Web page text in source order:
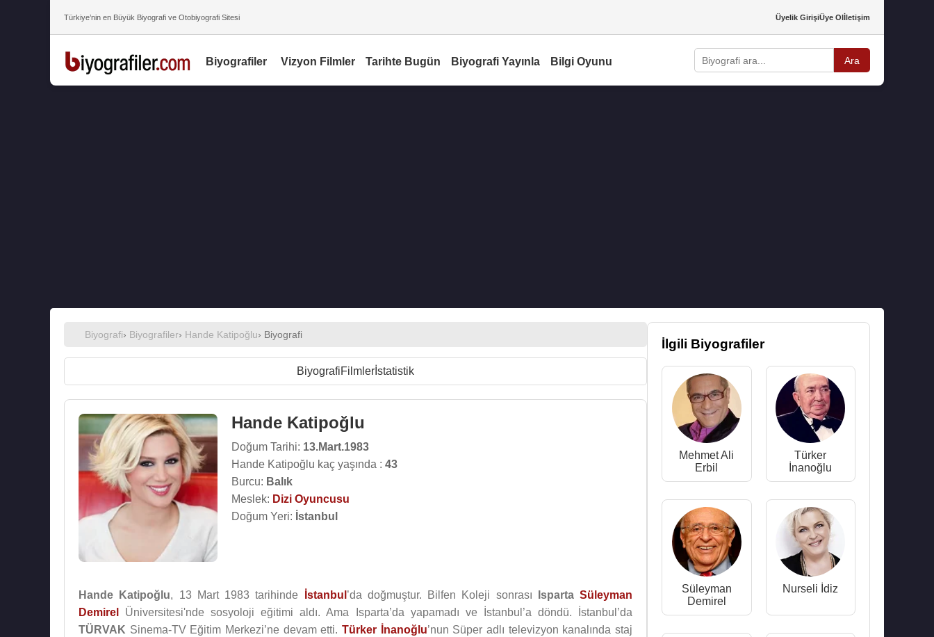
Türkiye’nin en Büyük Biyografi ve Otobiyografi Sitesi Üyelik GirişiÜye Olİletişim
Biyografiler Vizyon Filmler Tarihte Bugün Biyografi Yayınla Bilgi Oyunu Ara
Biyografi› Biyografiler› Hande Katipoğlu› Biyografi
BiyografiFilmler İstatistik
Hande Katipoğlu
Doğum Tarihi: 13.Mart.1983
Hande Katipoğlu kaç yaşında : 43
Burcu: Balık
Meslek: Dizi Oyuncusu
Doğum Yeri: İstanbul
Hande Katipoğlu, 13 Mart 1983 tarihinde İstanbul ’da doğmuştur. Bilfen Koleji sonrası Isparta Süleyman
Demirel
Üniversitesi'nde sosyoloji eğitimi aldı. Ama Isparta’da yapamadı ve İstanbul’a döndü. İstanbul’da
TÜRVAK Sinema-TV Eğitim Merkezi’ne devam etti. Türker İnanoğlu’nun Süper adlı televizyon kanalında staj
İlgili Biyografiler
Mehmet Ali
Erbil
Türker
İnanoğlu
Süleyman
Demirel
Nurseli İdiz